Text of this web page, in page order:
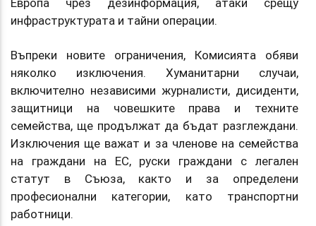
инфраструктурата и тайни операции.
Въпреки новите ограничения, Комисията обяви
няколко изключения. Хуманитарни случаи,
включително независими журналисти, дисиденти,
защитници на човешките права и техните
семейства, ще продължат да бъдат разглеждани.
Изключения ще важат и за членове на семейства
на граждани на ЕС, руски граждани с легален
статут в Съюза, както и за определени
професионални категории, като транспортни
работници.